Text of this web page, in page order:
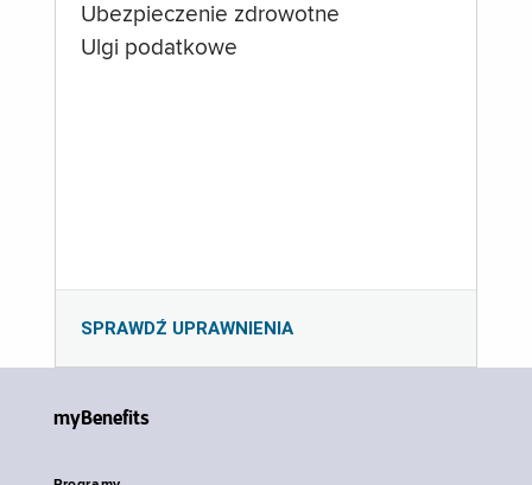
Ubezpieczenie zdrowotne
Ulgi podatkowe
SPRAWDŹ UPRAWNIENIA
myBenefits